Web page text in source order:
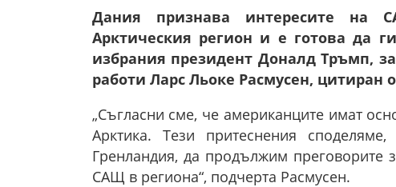
Дания признава интересите на
Арктическия регион и е готова да
избрания президент Доналд Тръмп,
работи Ларс Льоке Расмусен, цитиран
„Съгласни сме, че американците имат
Арктика. Тези притеснения
Гренландия, да продължим преговорите
САЩ в региона“, подчерта Расмусен.